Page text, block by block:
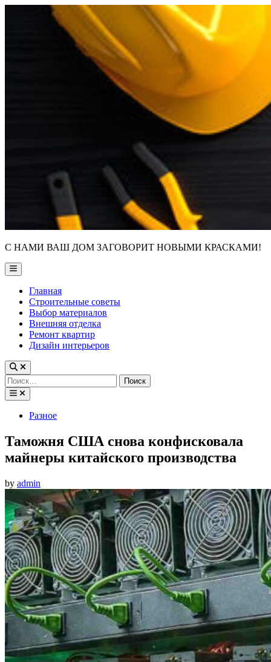
С НАМИ ВАШ ДОМ ЗАГОВОРИТ НОВЫМИ КРАСКАМИ!
Main
Menu
Главная
Строительные советы
Выбор материалов
Внешняя отделка
Ремонт квартир
Дизайн интерьеров
Найти:
PostedРазное
Таможня США снова конфисковала
майнеры китайского производства
by admin